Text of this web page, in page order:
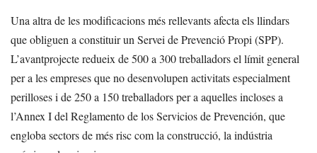
Una altra de les modificacions més rellevants afecta els llindars
que obliguen a constituir un Servei de Prevenció Propi (SPP).
L’avantprojecte redueix de 500 a 300 treballadors el límit general
per a les empreses que no desenvolupen activitats especialment
perilloses i de 250 a 150 treballadors per a aquelles incloses a
l’Annex I del Reglamento de los Servicios de Prevención, que
engloba sectors de més risc com la construcció, la indústria